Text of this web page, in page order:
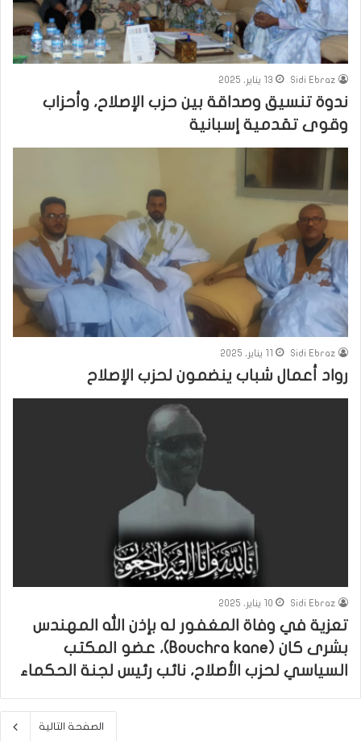
Sidi Ebraz 13 يناير، 2025
ندوة تنسيق وصداقة بين حزب الإصلاح، وأحزاب
وقوى تقدمية إسبانية
Sidi Ebraz 11 يناير، 2025
رواد أعمال شباب ينضمون لحزب الإصلاح
Sidi Ebraz 10 يناير، 2025
تعزية في وفاة المغفور له بإذن الله المهندس
بشرى كان (Bouchra kane)، عضو المكتب
السياسي لحزب الأصلاح، نائب رئيس لجنة الحكماء
الصفحة التالية